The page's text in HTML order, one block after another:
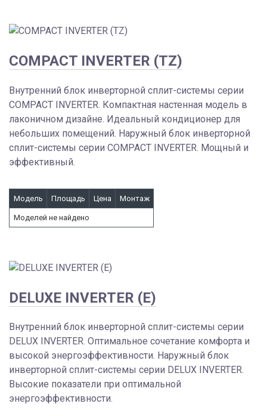
COMPACT INVERTER (TZ)
Внутренний блок инверторной сплит-системы серии
COMPACT INVERTER. Компактная настенная модель в
лаконичном дизайне. Идеальный кондиционер для
небольших помещений. Наружный блок инверторной
сплит-системы серии COMPACT INVERTER. Мощный и
эффективный.
Модель Площадь Цена Монтаж
Моделей не найдено
DELUXE INVERTER (E)
Внутренний блок инверторной сплит-системы серии
DELUX INVERTER. Оптимальное сочетание комфорта и
высокой энергоэффективности. Наружный блок
инверторной сплит-системы серии DELUX INVERTER.
Высокие показатели при оптимальной
энергоэффективности.